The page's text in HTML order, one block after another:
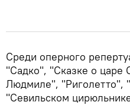
Среди оперного
"Садко", "Сказке о царе
Людмиле", "Риголетто",
"Севильском